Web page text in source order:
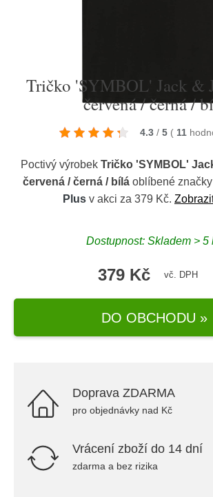
Tričko 'SYMBOL' Jack &
červená / černá /
4.3 / 5 ( 11
Poctivý výrobek Tričko 'SYMBOL'
červená / černá / bílá oblíbené značky
Plus v akci za 379 Kč.
Dostupnost: Skladem > 5
379 Kč vč. DPH
DO OBCHODU »
Doprava ZDARMA
pro objednávky nad Kč
Vrácení zboží do 14 dní
zdarma a bez rizika